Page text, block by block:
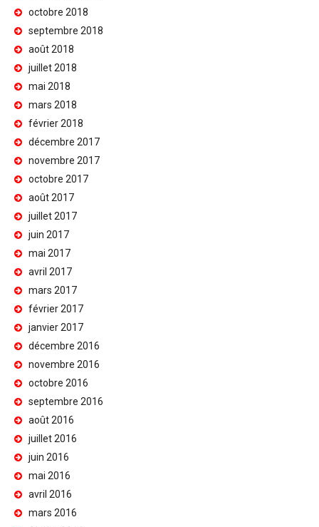
octobre 2018
septembre 2018
août 2018
juillet 2018
mai 2018
mars 2018
février 2018
décembre 2017
novembre 2017
octobre 2017
août 2017
juillet 2017
juin 2017
mai 2017
avril 2017
mars 2017
février 2017
janvier 2017
décembre 2016
novembre 2016
octobre 2016
septembre 2016
août 2016
juillet 2016
juin 2016
mai 2016
avril 2016
mars 2016